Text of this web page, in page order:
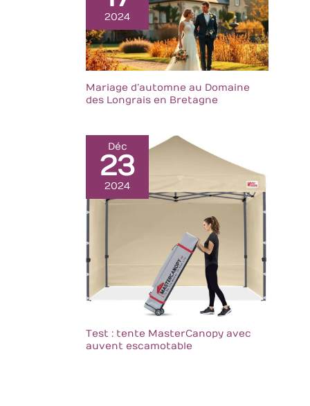
contenu Large Gamme
d’Applications : Idéal
pour une utilisation
comme carnets de
croquis, carnets,
carnets de voyage,
carnets de coupons,
albums philatéliques et
insérer du papier à
tout moment,
n’importe où, pour
vous souvenir de ce
enregistrer le plus sur
Choix de Cadeau : Un
style intemporel et
une polyvalence simple
se combinent dans ce
choix populaire pour
un usage quotidien.
Notre flip journal est
un cadeau idéal pour
et d’autres fêtes
mémorables, ainsi
2024
Mariage d’automne au Domaine
des Longrais en Bretagne
Déc
23
2024
Test : tente MasterCanopy avec
auvent escamotable